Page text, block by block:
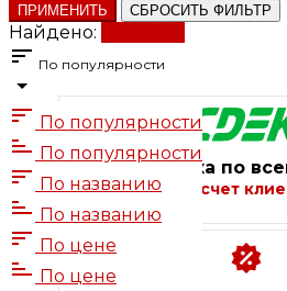
ПРИМЕНИТЬ СБРОСИТЬ ФИЛЬТР
Найдено:
По популярности
По популярности
По популярности
По названию
По названию
По цене
По цене
Доставка по
(за счет